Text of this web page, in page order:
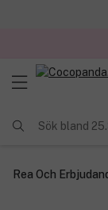
Sök bland
Rea Och